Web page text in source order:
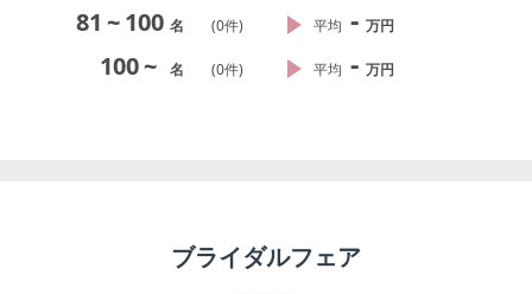
81 ~100 名 (0件) 平均 - 万円
100~ 名 (0件) 平均 - 万円
ブライダルフェア